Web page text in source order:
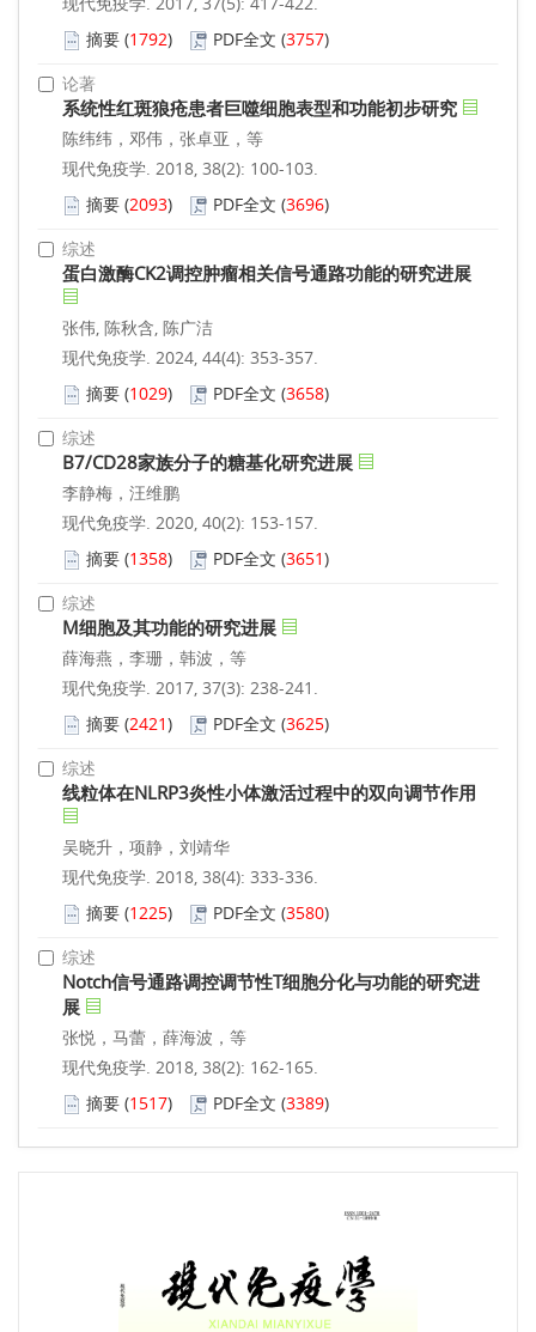
摘要 (1792) PDF全文 (3757)
论著
系统性红斑狼疮患者巨噬细胞表型和功能初步研究
陈纬纬，邓伟，张卓亚，等
现代免疫学. 2018, 38(2): 100-103.
摘要 (2093) PDF全文 (3696)
综述
蛋白激酶CK2调控肿瘤相关信号通路功能的研究进展
张伟, 陈秋含, 陈广洁
现代免疫学. 2024, 44(4): 353-357.
摘要 (1029) PDF全文 (3658)
综述
B7/CD28家族分子的糖基化研究进展
李静梅，汪维鹏
现代免疫学. 2020, 40(2): 153-157.
摘要 (1358) PDF全文 (3651)
综述
M细胞及其功能的研究进展
薛海燕，李珊，韩波，等
现代免疫学. 2017, 37(3): 238-241.
摘要 (2421) PDF全文 (3625)
综述
线粒体在NLRP3炎性小体激活过程中的双向调节作用
吴晓升，项静，刘靖华
现代免疫学. 2018, 38(4): 333-336.
摘要 (1225) PDF全文 (3580)
综述
Notch信号通路调控调节性T细胞分化与功能的研究进
展
张悦，马蕾，薛海波，等
现代免疫学. 2018, 38(2): 162-165.
摘要 (1517) PDF全文 (3389)